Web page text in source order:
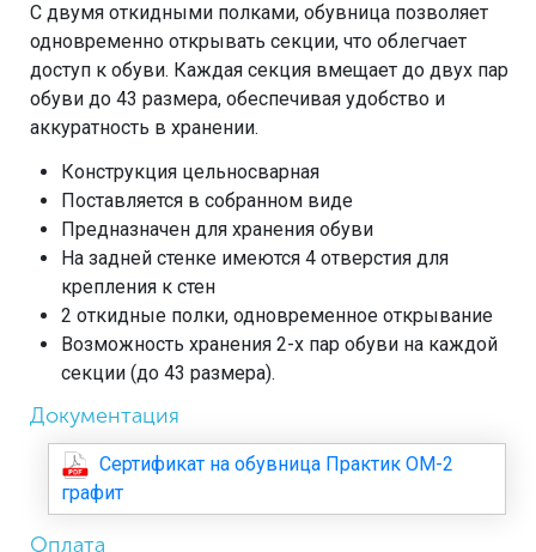
С двумя откидными полками, обувница позволяет
одновременно открывать секции, что облегчает
доступ к обуви. Каждая секция вмещает до двух пар
обуви до 43 размера, обеспечивая удобство и
аккуратность в хранении.
Конструкция цельносварная
Поставляется в собранном виде
Предназначен для хранения обуви
На задней стенке имеются 4 отверстия для
крепления к стен
2 откидные полки, одновременное открывание
Возможность хранения 2-х пар обуви на каждой
секции (до 43 размера).
Документация
Сертификат на обувница Практик ОМ-2
графит
Оплата